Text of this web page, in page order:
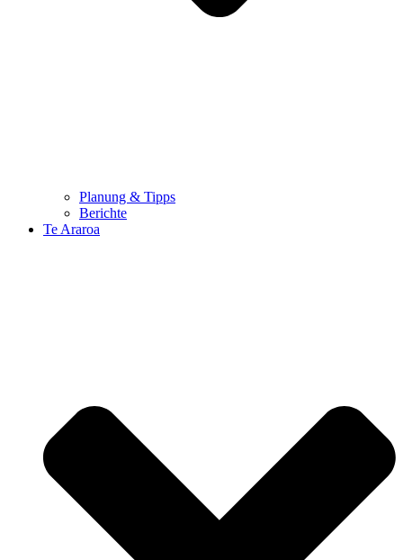
Planung & Tipps
Berichte
Te Araroa